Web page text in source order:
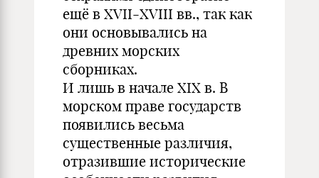
ещё в XVII-XVIII вв., так как
они основывались на
древних морских
сборниках.
И лишь в начале XIX в. В
морском праве государств
появились весьма
существенные различия,
отразившие исторические